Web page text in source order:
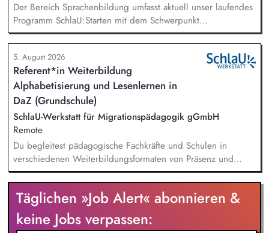
Der Bereich Sprachenbildung umfasst aktuell unser laufendes
Programm SchlaU:Starten mit dem Schwerpunkt
"Alphabetisierung in DaZ für die Grundschule" sowie
zukünftig weitere auf Unterrichtsmaterial bezogene Projekte
mit den Schwerpunkten sprachensensibles und
rassismuskritisches Deutschlernen von der Grundschule bis in
die Berufliche Bildung. Der Bereich Sprachenbildung
entwickelt in seinen Projekten dazu zielgruppengerechte und
innovative Unterrichtsmaterialien und begleitet pädagogische
Fachkräfte mit daran angeschlossenen
Weiterbildungsangeboten online wie offline.
5. August 2026
Referent*in Weiterbildung
Alphabetisierung und Lesenlernen in
DaZ (Grundschule)
SchlaU-Werkstatt für Migrationspädagogik gGmbH
Remote
Du begleitest pädagogische Fachkräfte und Schulen in
verschiedenen Weiterbildungsformaten von Präsenz und
Online-Workshops bis hin zu pädogischen Tagen und erstellst
Online-Selbstlernkurse für unsere Plattform schlau-lernen.org.
Die inhaltlichen Schwerpunkte liegen dabei auf den
Bereichen Lesen lernen, Mehrsprachigkeitsbewusstsein und
Alphabetisierung in der Grundschule.
Täglichen »Job Alert« abonnieren &
keine Jobs verpassen: